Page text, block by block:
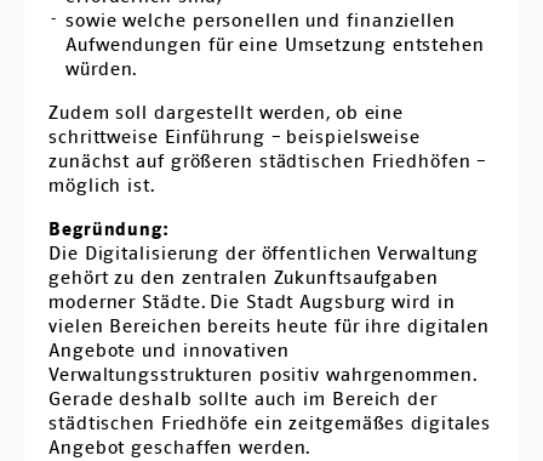
sowie welche personellen und finanziellen
Aufwendungen für eine Umsetzung entstehen
würden.
Zudem soll dargestellt werden, ob eine
schrittweise Einführung – beispielsweise
zunächst auf größeren städtischen Friedhöfen –
möglich ist.
Begründung:
Die Digitalisierung der öffentlichen Verwaltung
gehört zu den zentralen Zukunftsaufgaben
moderner Städte. Die Stadt Augsburg wird in
vielen Bereichen bereits heute für ihre digitalen
Angebote und innovativen
Verwaltungsstrukturen positiv wahrgenommen.
Gerade deshalb sollte auch im Bereich der
städtischen Friedhöfe ein zeitgemäßes digitales
Angebot geschaffen werden.